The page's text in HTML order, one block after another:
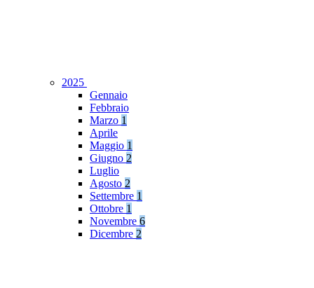
2025
Gennaio
Febbraio
Marzo 1
Aprile
Maggio 1
Giugno 2
Luglio
Agosto 2
Settembre 1
Ottobre 1
Novembre 6
Dicembre 2